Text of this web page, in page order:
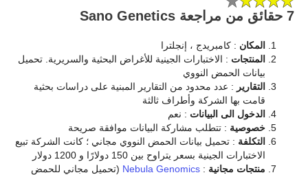
7 حقائق من مراجعة Sano Genetics
المكان : كامبريدج ، إنجلترا
المنتجات : الاختبارات الجينية للأغراض البحثية والسريرية. تحميل
بيانات الحمض النووي
التقارير : عدد محدود من التقارير المبنية على دراسات بحثية
قامت بها الشركة وأطراف ثالثة
الدخول الى البيانات : نعم
خصوصية : تتطلب مشاركة البيانات موافقة صريحة
التكلفة : تحميل بيانات الحمض النووي مجاني ؛ كانت الشركة تبيع
الاختبارات الجينية بسعر يتراوح بين 150 دولارًا و 1200 دولار
منتجات مجانية :
Nebula Genomics (تحميل مجاني للحمض